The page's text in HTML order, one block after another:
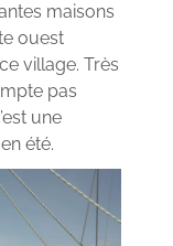
maisons
ouest
village. Très
pas
une
été.